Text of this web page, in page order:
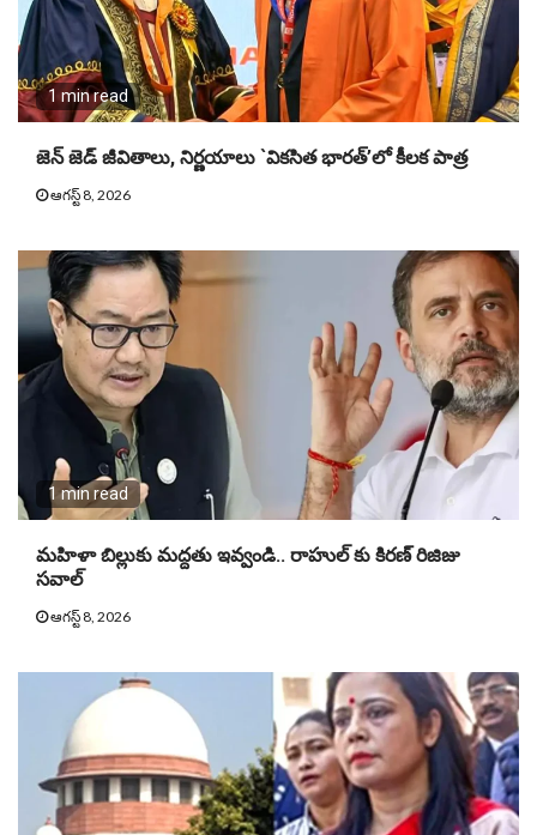
1 min read
జెన్ జెడ్ జీవితాలు, నిర్ణయాలు `వికసిత భారత్’లో కీలక పాత్ర
ఆగస్ట్ 8, 2026
1 min read
మహిళా బిల్లుకు మద్దతు ఇవ్వండి.. రాహుల్ కు కిరణ్ రిజిజు
సవాల్
ఆగస్ట్ 8, 2026